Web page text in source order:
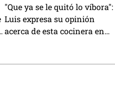
"Que ya se le quitó lo víbora":
Luis expresa su opinión
acerca de esta cocinera en